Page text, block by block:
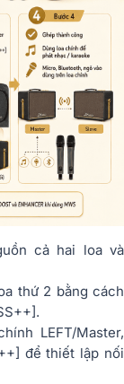
cả hai loa và
thứ 2 bằng cách
LEFT/Master,
để thiết lập nối